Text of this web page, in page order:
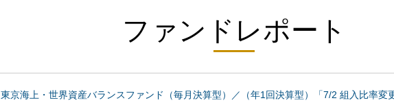
ファンドレポート
東京海上・世界資産バランスファンド（毎月決算型）／（年1回決算型）「7/2 組入比率変